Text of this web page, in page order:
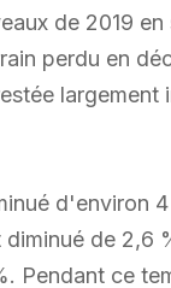
de 2019
perdu en
d'environ
de
Pendant ce